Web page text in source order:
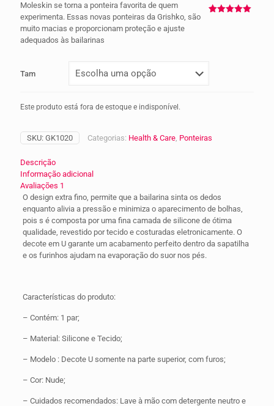
Moleskin se torna a ponteira favorita de quem
experimenta. Essas novas ponteiras da Grishko, são
muito macias e proporcionam proteção e ajuste
adequados às bailarinas
Tam
Este produto está fora de estoque e indisponível.
SKU: GK1020 Categorias: Health & Care, Ponteiras
Descrição
Informação adicional
Avaliações 1
O design extra fino, permite que a bailarina sinta os dedos
enquanto alivia a pressão e minimiza o aparecimento de bolhas,
pois s é composta por uma fina camada de silicone de ótima
qualidade, revestido por tecido e costuradas eletronicamente. O
decote em U garante um acabamento perfeito dentro da sapatilha
e os furinhos ajudam na evaporação do suor nos pés.
Características do produto:
– Contém: 1 par;
– Material: Silicone e Tecido;
– Modelo : Decote U somente na parte superior, com furos;
– Cor: Nude;
– Cuidados recomendados: Lave à mão com detergente neutro e